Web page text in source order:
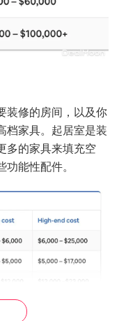
装修的房间，以及你
档家具。起居室是装
多的家具来填充空
能性配件。